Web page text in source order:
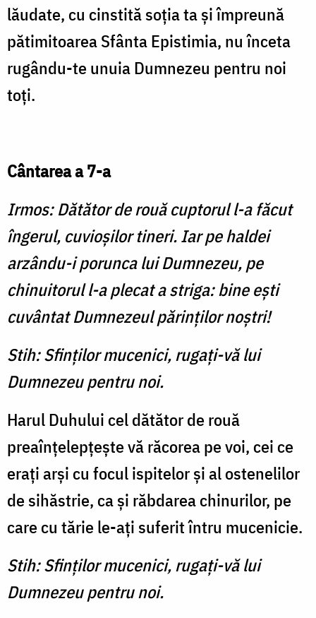
lăudate, cu cinstită soţia ta şi împreună
pătimitoarea Sfânta Epistimia, nu înceta
rugându-te unuia Dumnezeu pentru noi
toţi.
Cântarea a 7-a
Irmos: Dătător de rouă cuptorul l-a făcut
îngerul, cuvioşilor tineri. Iar pe haldei
arzându-i porunca lui Dumnezeu, pe
chinuitorul l-a plecat a striga: bine eşti
cuvântat Dumnezeul părinţilor noştri!
Stih: Sfinţilor mucenici, rugaţi-vă lui
Dumnezeu pentru noi.
Harul Duhului cel dătător de rouă
preaînţelepţeşte vă răcorea pe voi, cei ce
eraţi arşi cu focul ispitelor şi al ostenelilor
de sihăstrie, ca şi răbdarea chinurilor, pe
care cu tărie le-aţi suferit întru mucenicie.
Stih: Sfinţilor mucenici, rugaţi-vă lui
Dumnezeu pentru noi.